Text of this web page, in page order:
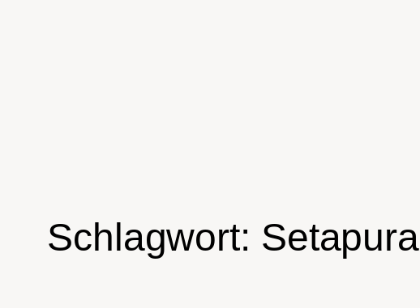
Schlagwort: Setapura